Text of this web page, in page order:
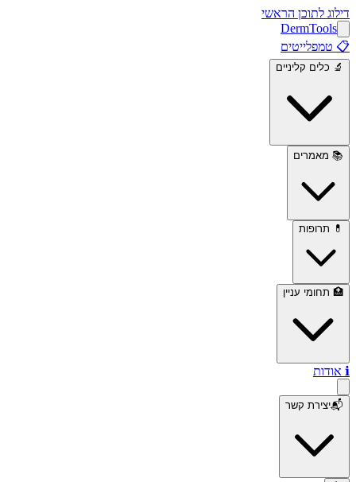
דילוג לתוכן הראשי
DermTools
📋 טמפלייטים
🔬 כלים קליניים
📚 מאמרים
💊 תרופות
🏥 תחומי עניין
ℹ️ אודות
📬יצירת קשר